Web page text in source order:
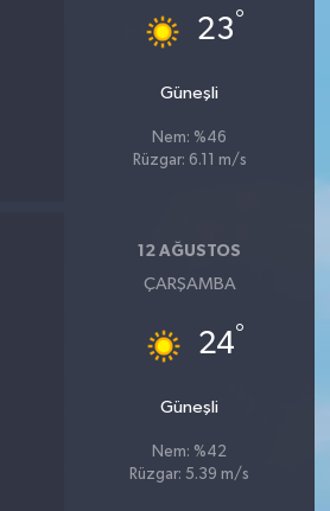
23°
Güneşli
Nem: %46
Rüzgar: 6.11 m/s
12 AĞUSTOS
ÇARŞAMBA
24°
Güneşli
Nem: %42
Rüzgar: 5.39 m/s